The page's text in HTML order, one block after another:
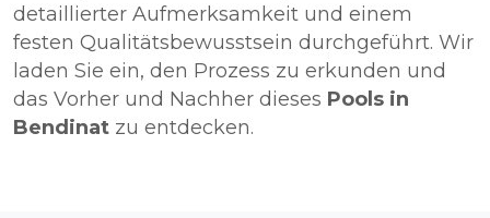
detaillierter Aufmerksamkeit und einem
festen Qualitätsbewusstsein durchgeführt. Wir
laden Sie ein, den Prozess zu erkunden und
das Vorher und Nachher dieses Pools in
Bendinat zu entdecken.